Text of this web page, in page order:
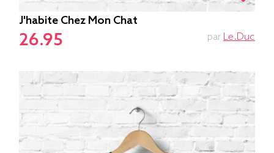
J'habite Chez Mon Chat
26.95 par Le.duc